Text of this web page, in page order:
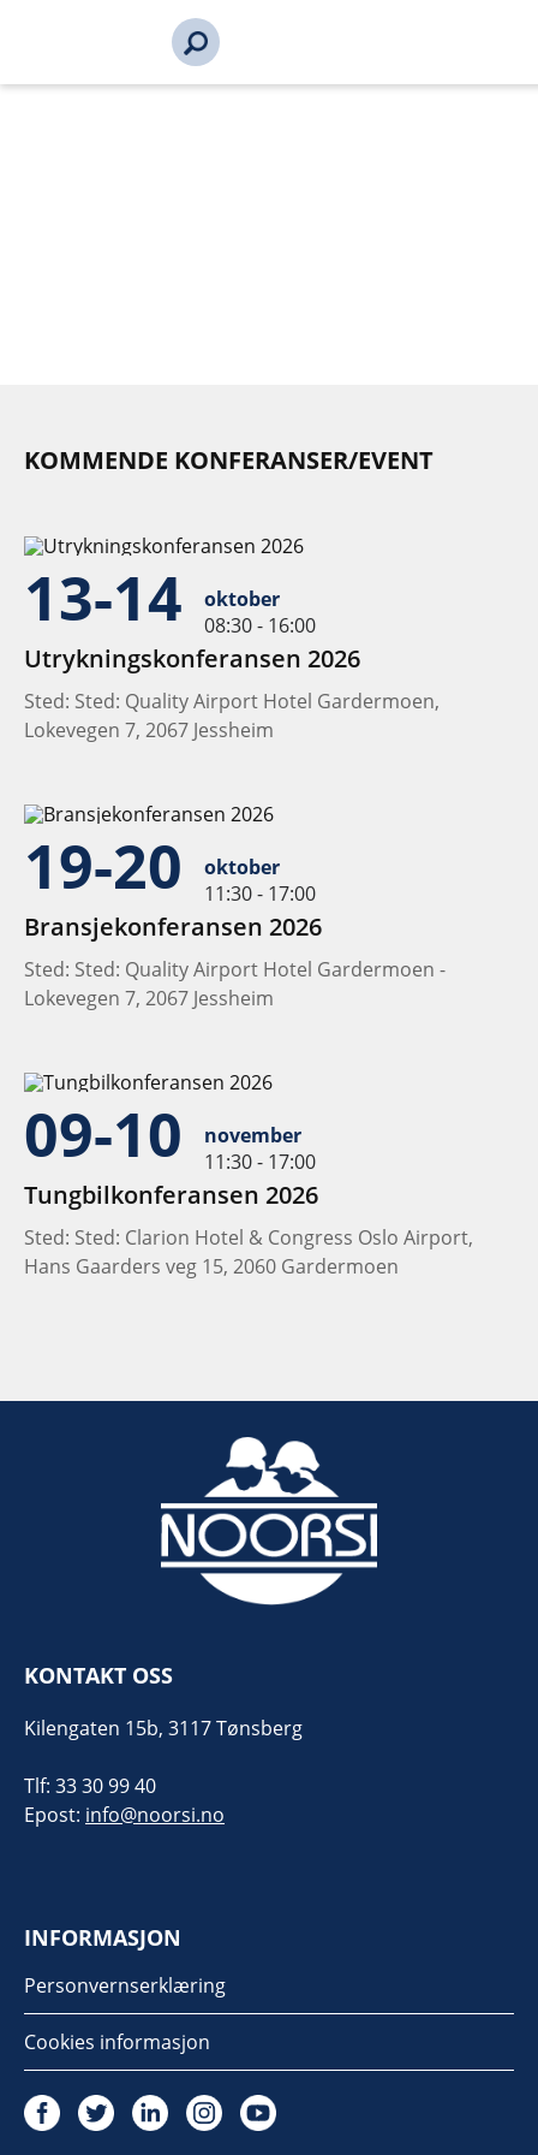
11&time=17862083951087715307
KOMMENDE KONFERANSER/EVENT
13-14
oktober
08:30 - 16:00
Utrykningskonferansen 2026
Sted: Sted: Quality Airport Hotel Gardermoen,
Lokevegen 7, 2067 Jessheim
19-20
oktober
11:30 - 17:00
Bransjekonferansen 2026
Sted: Sted: Quality Airport Hotel Gardermoen -
Lokevegen 7, 2067 Jessheim
09-10
november
11:30 - 17:00
Tungbilkonferansen 2026
Sted: Sted: Clarion Hotel & Congress Oslo Airport,
Hans Gaarders veg 15, 2060 Gardermoen
KONTAKT OSS
Kilengaten 15b, 3117 Tønsberg
Tlf: 33 30 99 40
Epost: info@noorsi.no
INFORMASJON
Personvernserklæring
Cookies informasjon